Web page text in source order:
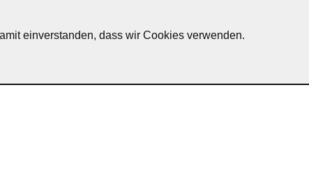
einverstanden, dass wir Cookies verwenden.